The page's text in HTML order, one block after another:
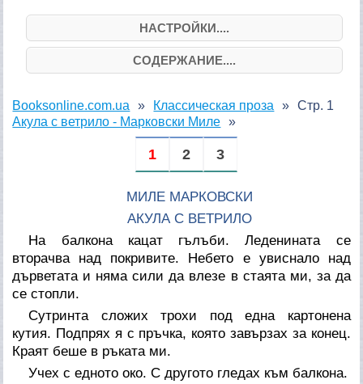
НАСТРОЙКИ....
СОДЕРЖАНИЕ....
Booksonline.com.ua
Классическая проза
Акула с ветрило - Марковски Миле
Стр. 1
1 2 3
МИЛЕ МАРКОВСКИ
АКУЛА С ВЕТРИЛО
На балкона кацат гълъби. Леденината се
вторачва над покривите. Небето е увиснало над
дърветата и няма сили да влезе в стаята ми, за да
се стопли.
Сутринта сложих трохи под една картонена
кутия. Подпрях я с пръчка, която завързах за конец.
Краят беше в ръката ми.
Учех с едното око. С другото гледах към балкона.